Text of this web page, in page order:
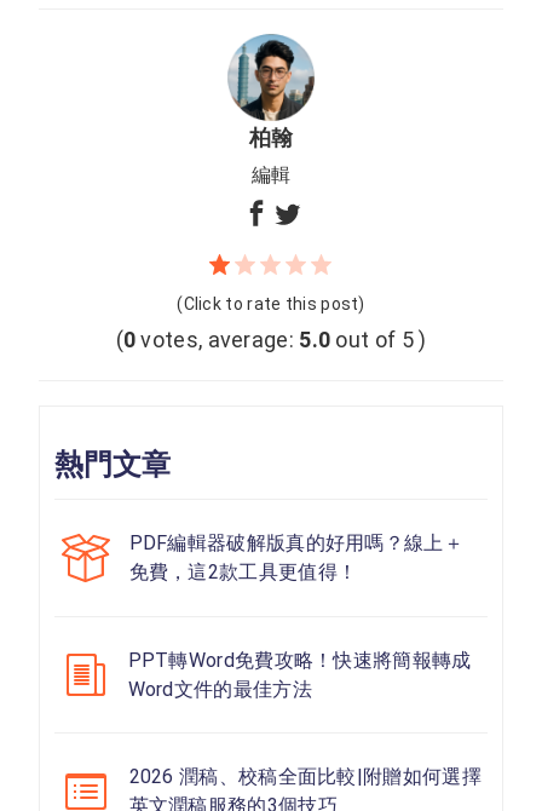
柏翰
編輯
(Click to rate this post)
(0votes, average: 5.0 out of 5 )
熱門文章
PDF編輯器破解版真的好用嗎？線上＋
免費，這2款工具更值得！
PPT轉Word免費攻略！快速將簡報轉成
Word文件的最佳方法
2026 潤稿、校稿全面比較|附贈如何選擇
英文潤稿服務的3個技巧